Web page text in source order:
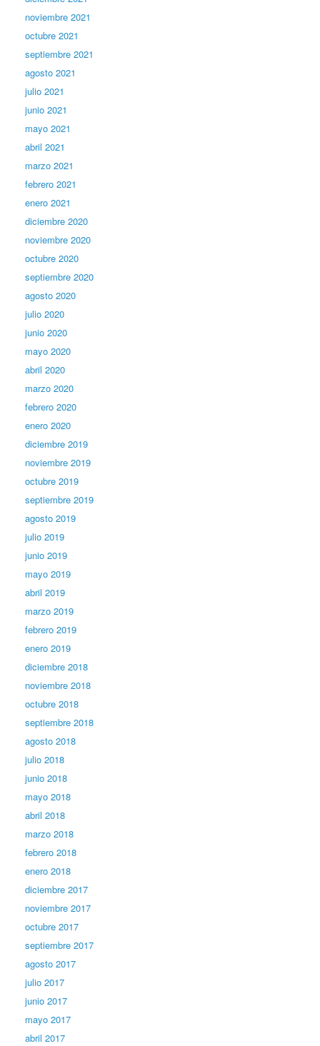
noviembre 2021
octubre 2021
septiembre 2021
agosto 2021
julio 2021
junio 2021
mayo 2021
abril 2021
marzo 2021
febrero 2021
enero 2021
diciembre 2020
noviembre 2020
octubre 2020
septiembre 2020
agosto 2020
julio 2020
junio 2020
mayo 2020
abril 2020
marzo 2020
febrero 2020
enero 2020
diciembre 2019
noviembre 2019
octubre 2019
septiembre 2019
agosto 2019
julio 2019
junio 2019
mayo 2019
abril 2019
marzo 2019
febrero 2019
enero 2019
diciembre 2018
noviembre 2018
octubre 2018
septiembre 2018
agosto 2018
julio 2018
junio 2018
mayo 2018
abril 2018
marzo 2018
febrero 2018
enero 2018
diciembre 2017
noviembre 2017
octubre 2017
septiembre 2017
agosto 2017
julio 2017
junio 2017
mayo 2017
abril 2017